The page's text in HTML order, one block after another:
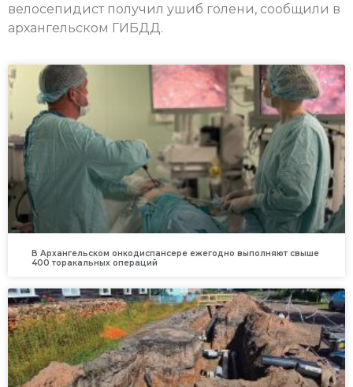
велосепидист получил ушиб голени, сообщили в
архангельском ГИБДД.
В Архангельском онкодиспансере ежегодно выполняют свыше
400 торакальных операций